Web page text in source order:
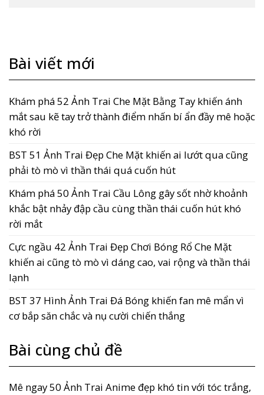
Bài viết mới
Khám phá 52 Ảnh Trai Che Mặt Bằng Tay khiến ánh
mắt sau kẽ tay trở thành điểm nhấn bí ẩn đầy mê hoặc
khó rời
BST 51 Ảnh Trai Đẹp Che Mặt khiến ai lướt qua cũng
phải tò mò vì thần thái quá cuốn hút
Khám phá 50 Ảnh Trai Cầu Lông gây sốt nhờ khoảnh
khắc bật nhảy đập cầu cùng thần thái cuốn hút khó
rời mắt
Cực ngầu 42 Ảnh Trai Đẹp Chơi Bóng Rổ Che Mặt
khiến ai cũng tò mò vì dáng cao, vai rộng và thần thái
lạnh
BST 37 Hình Ảnh Trai Đá Bóng khiến fan mê mẩn vì
cơ bắp săn chắc và nụ cười chiến thắng
Bài cùng chủ đề
Mê ngay 50 Ảnh Trai Anime đẹp khó tin với tóc trắng,